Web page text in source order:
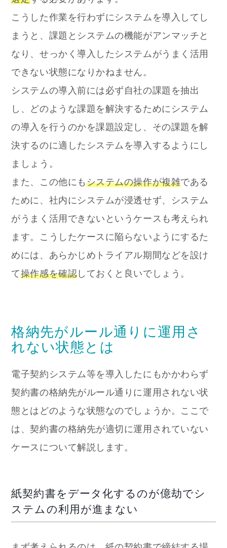
こうした作業を行わずにシステムを導入してし
まうと、課題とシステムの機能がアンマッチと
なり、せっかく導入したシステムがうまく活用
できない状態になりかねません。
システムの導入前には必ず自社の課題を抽出
し、どのような課題を解決するためにシステム
の導入を行うのかを課題設定し、その課題を解
決するのに適したシステムを導入するようにし
ましょう。
また、この他にも システムの操作が複雑である
ために、社内にシステムが浸透せず、システム
がうまく活用できないというケースも考えられ
ます。こうしたケースに陥らないようにするた
めには、あらかじめトライアル期間などを設け
て操作感を確認 しておくと良いでしょう。
格納先がルール通りに運用さ
れない状態とは
電子契約システム等を導入したにもかかわらず
契約書の格納先がルール通りに運用されない状
態とはどのような状態なのでしょうか。ここで
は、契約書の格納先が適切に運用されていない
ケースについて解説します。
紙契約書をデータ化するのが億劫でシ
ステムの利用が進まない